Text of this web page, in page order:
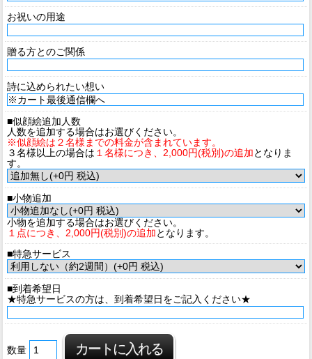
お祝いの用途
贈る方とのご関係
詩に込められたい想い
■似顔絵追加人数
人数を追加する場合はお選びください。
※似顔絵は２名様までの料金が含まれています。
３名様以上の場合は １名様につき、2,000円(税別)の追加となりま
す。
■小物追加
小物を追加する場合はお選びください。
１点につき、2,000円(税別)の追加となります。
■特急サービス
■到着希望日
★特急サービスの方は、到着希望日をご記入ください★
数量